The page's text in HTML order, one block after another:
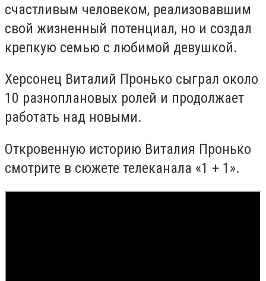
счастливым человеком, реализовавшим
свой жизненный потенциал, но и создал
крепкую семью с любимой девушкой.
Херсонец Виталий Пронько сыграл около
10 разноплановых ролей и продолжает
работать над новыми.
Откровенную историю Виталия Пронько
смотрите в сюжете телеканала «1 + 1».